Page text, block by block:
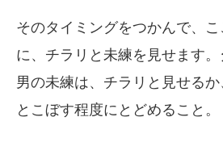
そのタイミングをつかんで、こ
に、チラリと未練を見せます。
男の未練は、チラリと見せる
とこぼす程度にとどめること。